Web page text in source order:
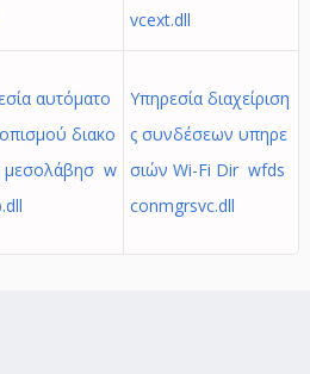
vcext.dll
αυτόματο
διακο
μεσολάβησ w
Υπηρεσία διαχείριση
ς συνδέσεων υπηρε
σιών Wi-Fi Dir wfds
conmgrsvc.dll